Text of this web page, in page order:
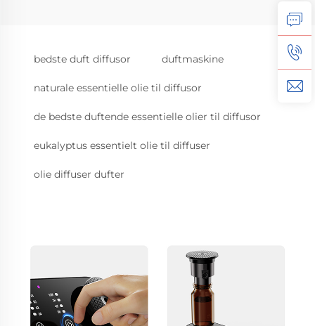
bedste duft diffusor duftmaskine
naturale essentielle olie til diffusor
de bedste duftende essentielle olier til diffusor
eukalyptus essentielt olie til diffuser
olie diffuser dufter